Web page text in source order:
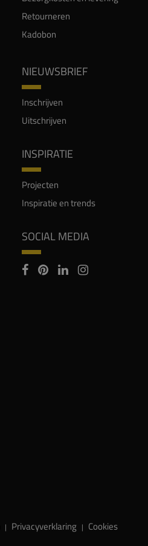
Retourneren
Kadobon
NIEUWSBRIEF
Inschrijven
Uitschrijven
INSPIRATIE
Projecten
Inspiratie en trends
SOCIAL MEDIA
| Privacyverklaring | Cookies